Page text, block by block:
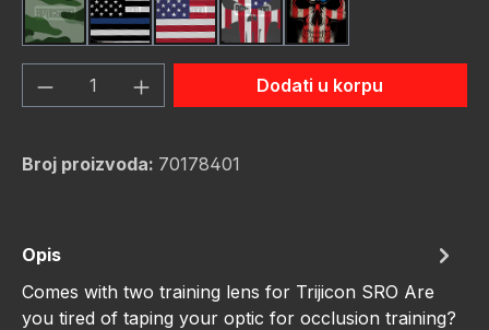
Green Hunting Camouflage
Thin Blue Line Flag
USA Flag New
Us Flag SkullUs Flag Skull #2
Količina proizvoda: Unesite željenu
Dodati u korpu
Broj proizvoda: 70178401
Opis
Comes with two training lens for Trijicon SRO Are
you tired of taping your optic for occlusion training?